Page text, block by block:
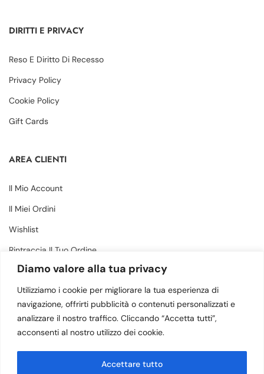
Diamo valore alla tua privacy
Utilizziamo i cookie per migliorare la tua esperienza di
navigazione, offrirti pubblicità o contenuti personalizzati e
analizzare il nostro traffico. Cliccando “Accetta tutti”,
acconsenti al nostro utilizzo dei cookie.
Accettare tutto
DIRITTI E PRIVACY
Reso E Diritto Di Recesso
Privacy Policy
Cookie Policy
Gift Cards
AREA CLIENTI
Il Mio Account
Il Miei Ordini
Wishlist
Rintraccia Il Tuo Ordine
CONTATTI
Via Margherita 34, Amantea (CS) - 87032
info@calzaturebruno.com